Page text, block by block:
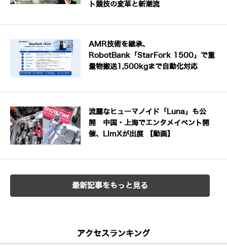
ト競技の変革と新潮流
AMR技術を継承、
RobotBank「StarFork 1500」で重
量物搬送1,500kgまで自動化対応
流麗なヒューマノイド「Luna」も公
開 中国・上海でエンタメイベント開
催、LimXが出展 【動画】
最新記事をもっと見る
アクセスランキング